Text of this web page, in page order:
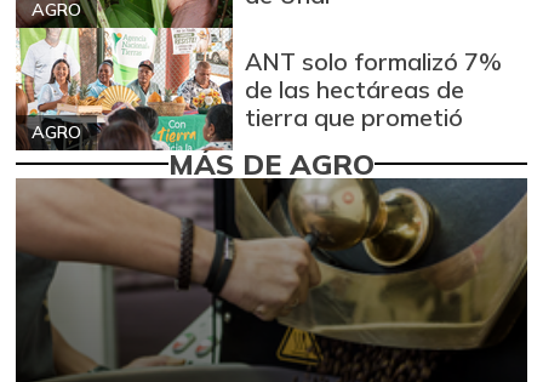
AGRO
AGRO
ANT solo formalizó 7%
de las hectáreas de
tierra que prometió
MÁS DE AGRO